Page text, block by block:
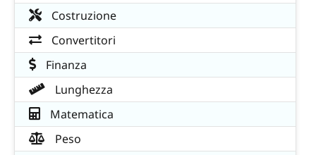
Costruzione
Convertitori
Finanza
Lunghezza
Matematica
Peso